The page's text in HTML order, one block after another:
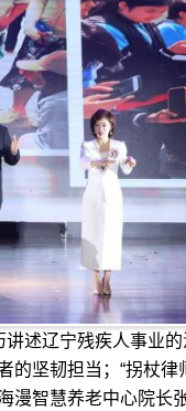
辽宁残疾人事业的
坚韧担当；“拐杖律
漫智慧养老中心院长